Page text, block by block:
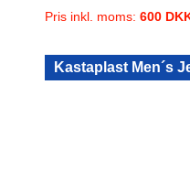
Pris inkl. moms: 600
Kastaplast Men´s